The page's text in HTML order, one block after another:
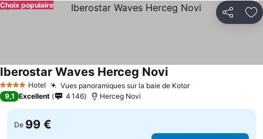
Partager
Choix populaire
4 Étoiles Hotel Vues panoramiques sur la baie de Kotor
Iberostar Waves Herceg Novi
9,1 Excellent 4 146 Herceg Novi
De 99 €